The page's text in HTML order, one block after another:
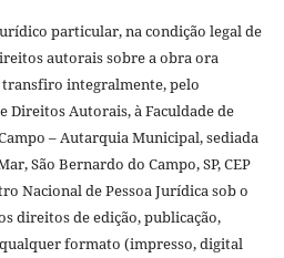
particular, na condição legal de
autorais sobre a obra ora
transfiro integralmente, pelo
Direitos Autorais, à Faculdade de
– Autarquia Municipal, sediada
São Bernardo do Campo, SP, CEP
Nacional de Pessoa Jurídica sob o
direitos de edição, publicação,
formato (impresso, digital